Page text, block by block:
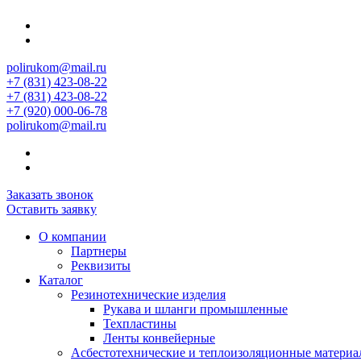
polirukom@mail.ru
+7 (831) 423-08-22
+7 (831) 423-08-22
+7 (920) 000-06-78
polirukom@mail.ru
Заказать звонок
Оставить заявку
О компании
Партнеры
Реквизиты
Каталог
Резинотехнические изделия
Рукава и шланги промышленные
Техпластины
Ленты конвейерные
Асбестотехнические и теплоизоляционные